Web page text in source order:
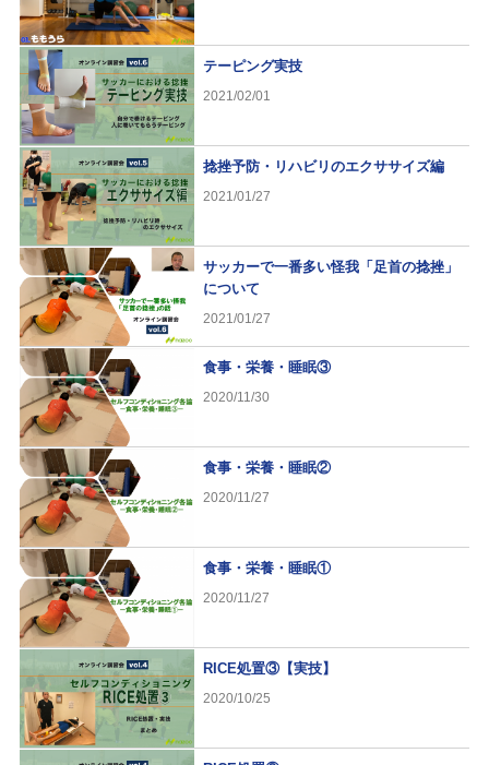
テーピング実技
2021/02/01
捻挫予防・リハビリのエクササイズ編
2021/01/27
サッカーで一番多い怪我「足首の捻挫」
について
2021/01/27
食事・栄養・睡眠③
2020/11/30
食事・栄養・睡眠②
2020/11/27
食事・栄養・睡眠①
2020/11/27
RICE処置③【実技】
2020/10/25